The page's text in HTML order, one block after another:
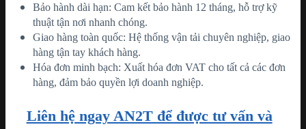
Bảo hành dài hạn: Cam kết bảo hành 12 tháng, hỗ trợ kỹ
thuật tận nơi nhanh chóng.
Giao hàng toàn quốc: Hệ thống vận tải chuyên nghiệp, giao
hàng tận tay khách hàng.
Hóa đơn minh bạch: Xuất hóa đơn VAT cho tất cả các đơn
hàng, đảm bảo quyền lợi doanh nghiệp.
Liên hệ ngay AN2T để được tư vấn và